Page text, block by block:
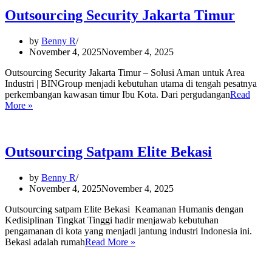
Kerja
Aman
Outsourcing Security Jakarta Timur
by Benny R
November 4, 2025November 4, 2025
Outsourcing Security Jakarta Timur – Solusi Aman untuk Area
Industri | BINGroup menjadi kebutuhan utama di tengah pesatnya
perkembangan kawasan timur Ibu Kota. Dari pergudanganRead
More »
Outsourcing Satpam Elite Bekasi
by Benny R
November 4, 2025November 4, 2025
Outsourcing satpam Elite Bekasi Keamanan Humanis dengan
Kedisiplinan Tingkat Tinggi hadir menjawab kebutuhan
pengamanan di kota yang menjadi jantung industri Indonesia ini.
Bekasi adalah rumahRead More »